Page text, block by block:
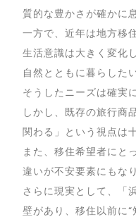
質的な豊かさが確かに
一方で、近年は地方移
生活意識は大きく変化
自然とともに暮らした
そうしたニーズは確実
しかし、既存の旅行商
関わる」という視点は
また、移住希望者にと
違いが不安要素にもな
さらに現実として、「
壁があり、移住以前に